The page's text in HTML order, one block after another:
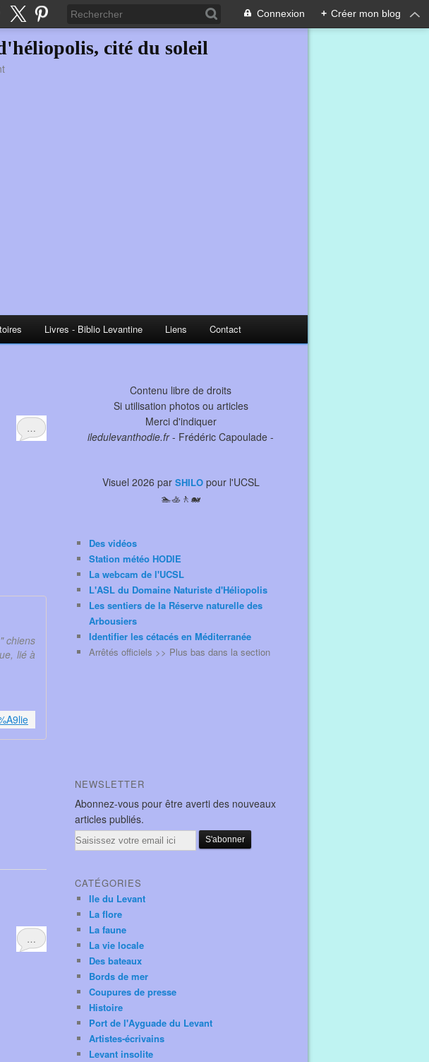
Connexion + Créer mon blog
cité du soleil
Livres - Biblio Levantine Liens Contact
…
chiens
lié à
…
Contenu libre de droits
Si utilisation photos ou articles
Merci d'indiquer
iledulevanthodie.fr- Frédéric Capoulade -
Visuel 2026 par SHILOpour l'UCSL
🏊🚣🚶🐋
Des vidéos
Station météo HODIE
La webcam de l'UCSL
L'ASL du Domaine Naturiste d'Héliopolis
Les sentiers de la Réserve naturelle des
Arbousiers
Identifier les cétacés en Méditerranée
Arrêtés officiels >> Plus bas dans la section
NEWSLETTER
Abonnez-vous pour être averti des nouveaux
articles publiés.
Email
CATÉGORIES
Ile du Levant
La flore
La faune
La vie locale
Des bateaux
Bords de mer
Coupures de presse
Histoire
Port de l'Ayguade du Levant
Artistes-écrivains
Levant insolite